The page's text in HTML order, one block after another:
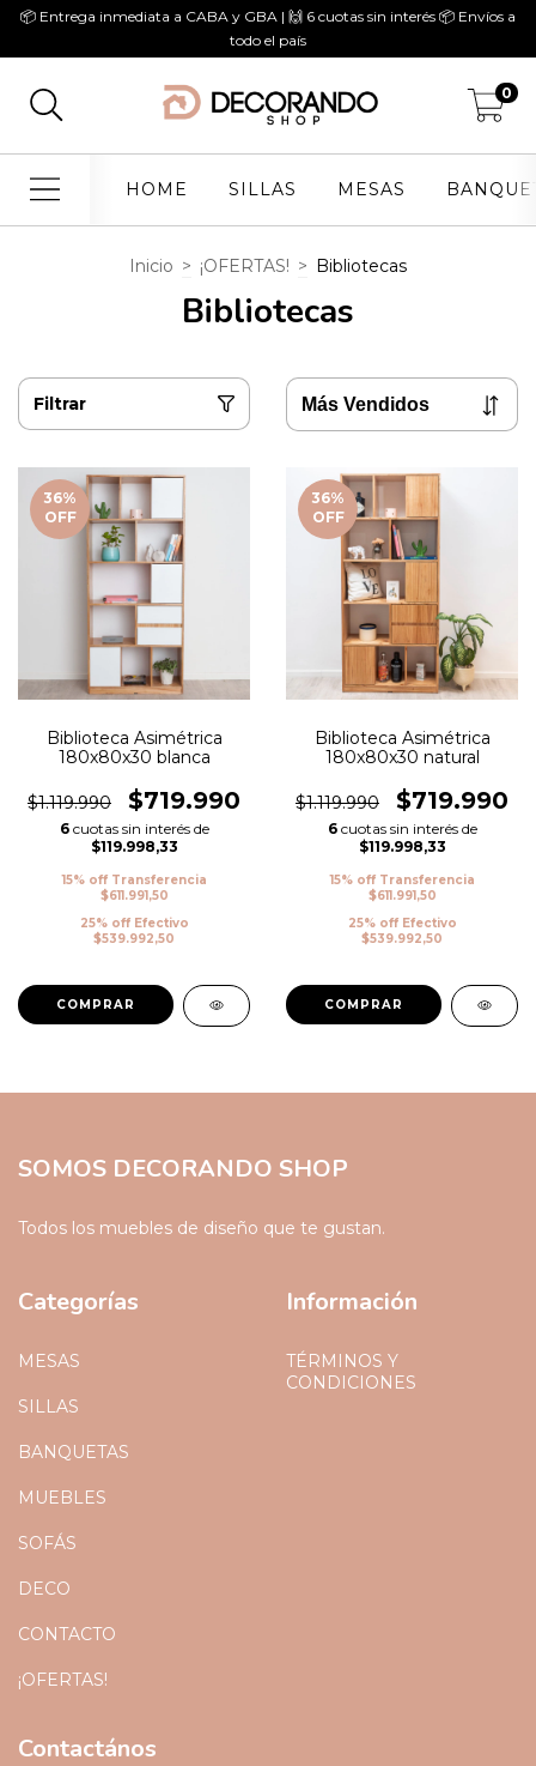
📦 Entrega inmediata a CABA y GBA | 🙌 6 cuotas sin interés 📦 Envíos a
todo el país
0
HOME SILLAS MESAS
Inicio > ¡OFERTAS! > Bibliotecas
Bibliotecas
Filtrar
36%
OFF
Biblioteca Asimétrica
180x80x30 blanca
$1.119.990 $719.990
6 cuotas sin interés de
$119.998,33
15% off Transferencia
$611.991,50
25% off Efectivo
$539.992,50
COMPRAR
36%
OFF
Biblioteca Asimétrica
180x80x30 natural
$1.119.990 $719.990
6 cuotas sin interés de
$119.998,33
15% off Transferencia
$611.991,50
25% off Efectivo
$539.992,50
COMPRAR
SOMOS DECORANDO SHOP
Todos los muebles de diseño que te gustan.
Categorías
MESAS
SILLAS
BANQUETAS
MUEBLES
SOFÁS
DECO
CONTACTO
¡OFERTAS!
Información
TÉRMINOS Y
CONDICIONES
Contactános